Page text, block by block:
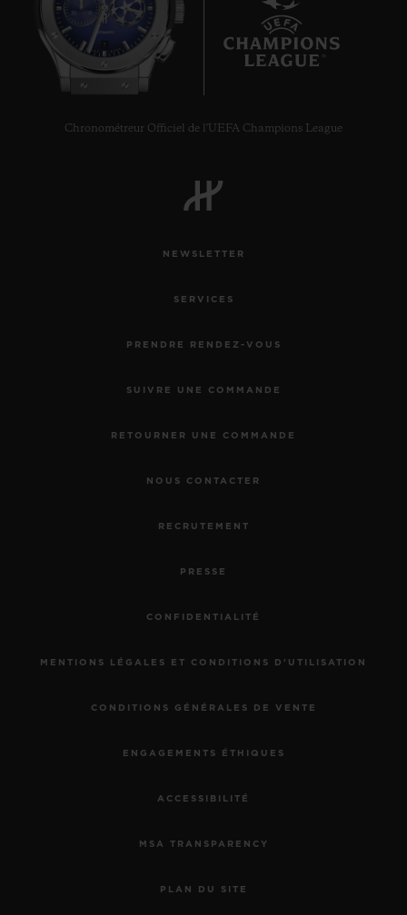
7
Chronométreur Officiel de l'UEFA Champions League
NEWSLETTER
SERVICES
PRENDRE RENDEZ-VOUS
SUIVRE UNE COMMANDE
RETOURNER UNE COMMANDE
NOUS CONTACTER
RECRUTEMENT
PRESSE
CONFIDENTIALITÉ
MENTIONS LÉGALES ET CONDITIONS D'UTILISATION
CONDITIONS GÉNÉRALES DE VENTE
ENGAGEMENTS ÉTHIQUES
ACCESSIBILITÉ
MSA TRANSPARENCY
PLAN DU SITE